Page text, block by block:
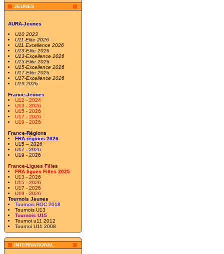
JEUNES
AURA-Jeunes
U10 2023
U11-Elite 2026
U11 Excellence 2026
U13-Elite 2026
U13-Excellence 2026
U15-Elite 2026
U15-Excellence 2026
U17-Elite 2026
U17-Excellence 2026
U19 2026
France-Jeunes
U12 - 2024
U13 - 2026
U15 - 2026
U17 - 2026
U19 - 2026
France-Régions
FRA régions 2026
U15 – 2026
U17 - 2026
U19 - 2026
France-Ligues Filles
FRA ligues Filles 2025
U13 - 2026
U15 - 2026
U17 - 2026
U19 - 2026
Tournois Jeunes
Tournois ROC 2018
Tournois U13
Tournois U15
Tournoi u11 2012
Tournoi U11 2008
INTERNATIONAL